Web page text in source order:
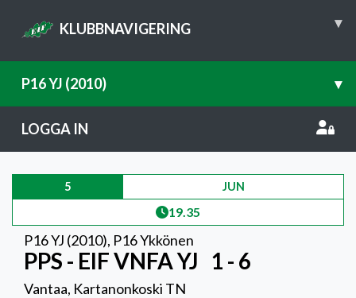
KLUBBNAVIGERING ▾
P16 YJ (2010) ▾
LOGGA IN
5 JUN
19.35
P16 YJ (2010), P16 Ykkönen
PPS - EIF VNFA YJ 1 - 6
Vantaa, Kartanonkoski TN